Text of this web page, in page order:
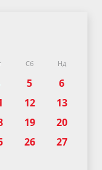
Сб Нд
5
6
12
13
19
20
26
27